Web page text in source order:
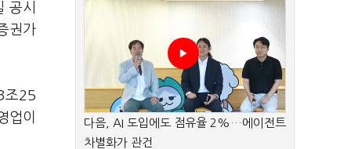
공시
권가
조25
업이
다음, AI 도입에도 점유율 2%…에이전트
차별화가 관건